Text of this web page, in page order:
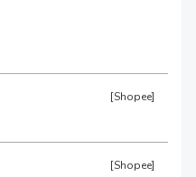
[Shopee]
[Shopee]